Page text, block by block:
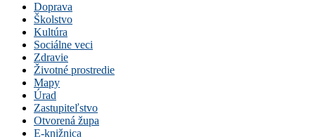
Doprava
Školstvo
Kultúra
Sociálne veci
Zdravie
Životné prostredie
Mapy
Úrad
Zastupiteľstvo
Otvorená župa
E-knižnica